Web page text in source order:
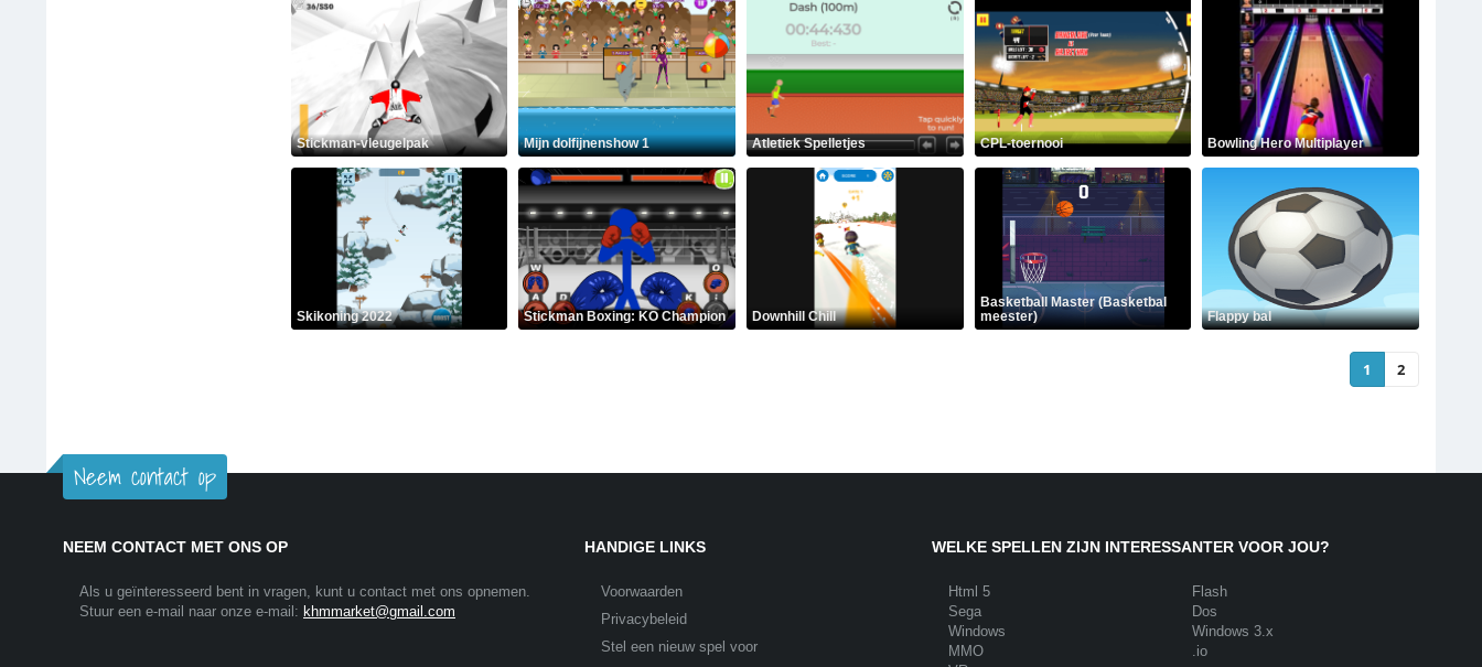
Stickman-vleugelpak Mijn dolfijnenshow 1 Atletiek Spelletjes CPL-toernooi Bowling Hero Multiplayer
Skikoning 2022 Stickman Boxing: KO Champion Downhill Chill
Basketball Master (Basketbal
meester)
Flappy bal
1 2
Neem contact op
NEEM CONTACT MET ONS OP
Als u geïnteresseerd bent in vragen, kunt u contact met ons opnemen.
Stuur een e-mail naar onze e-mail: khmmarket@gmail.com
HANDIGE LINKS
Voorwaarden
Privacybeleid
Stel een nieuw spel voor
WELKE SPELLEN ZIJN INTERESSANTER VOOR JOU?
Html 5
Flash
Sega
Dos
Windows
Windows 3.x
MMO
.io